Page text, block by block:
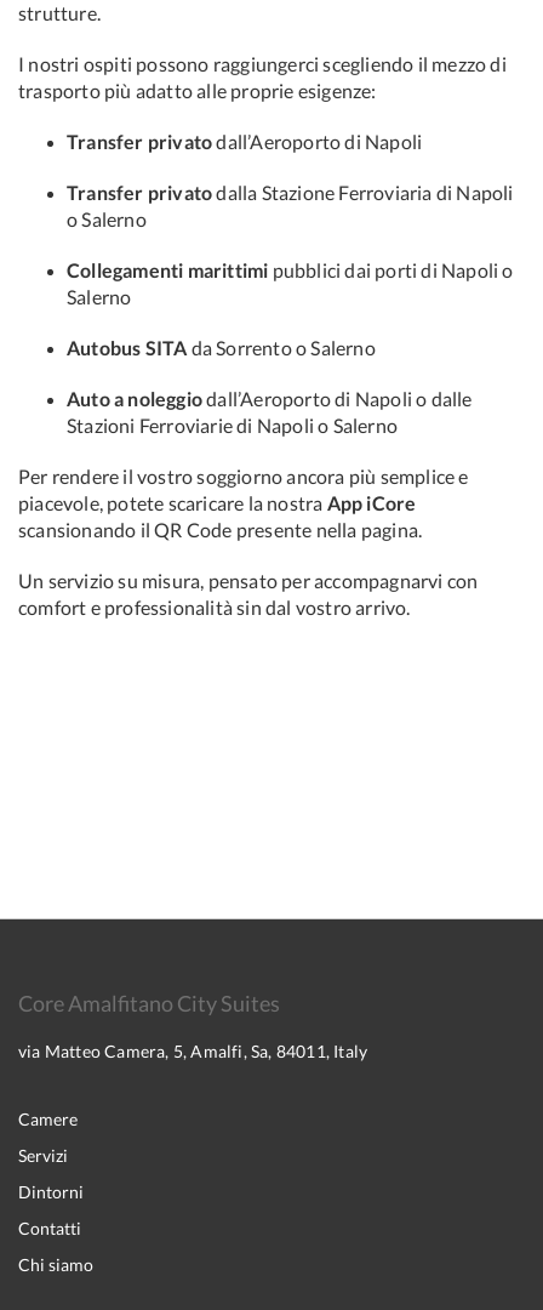
strutture.
I nostri ospiti possono raggiungerci scegliendo il mezzo di
trasporto più adatto alle proprie esigenze:
Transfer privatodall’Aeroporto di Napoli
Transfer privatodalla Stazione Ferroviaria di Napoli
o Salerno
Collegamenti marittimi pubblici dai porti di Napoli o
Salerno
Autobus SITA da Sorrento o Salerno
Auto a noleggiodall’Aeroporto di Napoli o dalle
Stazioni Ferroviarie di Napoli o Salerno
Per rendere il vostro soggiorno ancora più semplice e
piacevole, potete scaricare la nostra App iCore
scansionando il QR Code presente nella pagina.
Un servizio su misura, pensato per accompagnarvi con
comfort e professionalità sin dal vostro arrivo.
Core Amalfitano City Suites
via Matteo Camera, 5, Amalfi, Sa, 84011, Italy
Camere
Servizi
Dintorni
Contatti
Chi siamo